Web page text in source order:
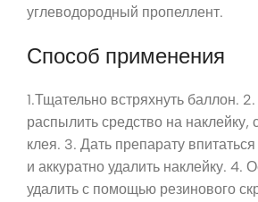
углеводородный пропеллент.
Способ применения
1.Тщательно встряхнуть баллон.
распылить средство на наклейку,
клея. 3. Дать препарату
и аккуратно удалить наклейку. 4.
удалить с помощью резинового